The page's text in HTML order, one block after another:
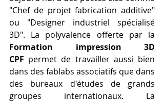
"Chef de projet fabrication additive"
ou "Designer industriel spécialisé
Formation impression 3D
CPF permet de travailler aussi bien
dans des fablabs associatifs que dans
des bureaux d'études de grands